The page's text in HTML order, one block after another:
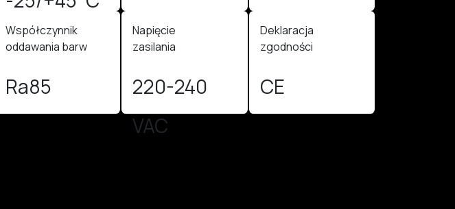
Współczynnik
oddawania barw
Ra85
Napięcie
zasilania
220-240
VAC
Deklaracja
zgodności
CE